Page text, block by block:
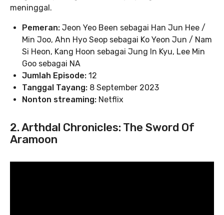
meninggal.
Pemeran: Jeon Yeo Been sebagai Han Jun Hee /
Min Joo, Ahn Hyo Seop sebagai Ko Yeon Jun / Nam
Si Heon, Kang Hoon sebagai Jung In Kyu, Lee Min
Goo sebagai NA
Jumlah Episode: 12
Tanggal Tayang: 8 September 2023
Nonton streaming: Netflix
2. Arthdal Chronicles: The Sword Of
Aramoon